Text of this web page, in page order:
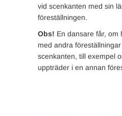
vid scenkanten med sin
föreställningen.
Obs! En dansare får, om
med andra
scenkanten, till exempel
uppträder i en annan